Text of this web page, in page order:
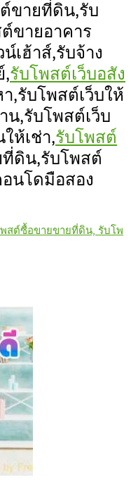
ขายที่ดิน,รับ
ขายอาคาร
เฮ้าส์,รับจ้าง
,รับโพสต์เว็บอสัง
,รับโพสต์เว็บให้
น,รับโพสต์เว็บ
ห้เช่า,รับโพสต์
ที่ดิน,รับโพสต์
นโดมือสอง
สต์ซื้อขายขายที่ดิน, รับโพ